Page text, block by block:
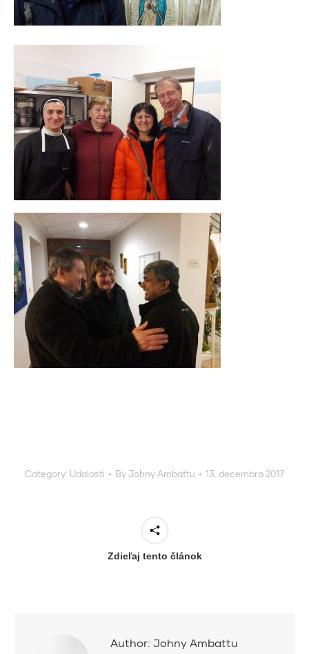
Category: Udalosti By Johny Ambattu 13. decembra 2017
Zdieľaj tento článok
Author: Johny Ambattu